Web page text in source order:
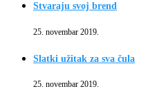
Stvaraju svoj brend
25. novembar 2019.
Slatki užitak za sva čula
25. novembar 2019.